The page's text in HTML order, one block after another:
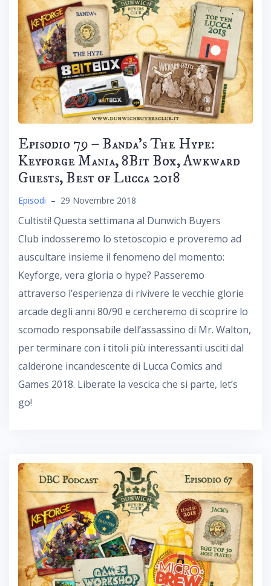
Episodio 79 – Banda’s The Hype:
Keyforge Mania, 8Bit Box, Awkward
Guests, Best of Lucca 2018
Episodi – 29 Novembre 2018
Cultisti! Questa settimana al Dunwich Buyers
Club indosseremo lo stetoscopio e proveremo ad
auscultare insieme il fenomeno del momento:
Keyforge, vera gloria o hype? Passeremo
attraverso l’esperienza di rivivere le vecchie glorie
arcade degli anni 80/90 e cercheremo di scoprire lo
scomodo responsabile dell’assassino di Mr. Walton,
per terminare con i titoli più interessanti usciti dal
calderone incandescente di Lucca Comics and
Games 2018. Liberate la vescica che si parte, let’s
go!